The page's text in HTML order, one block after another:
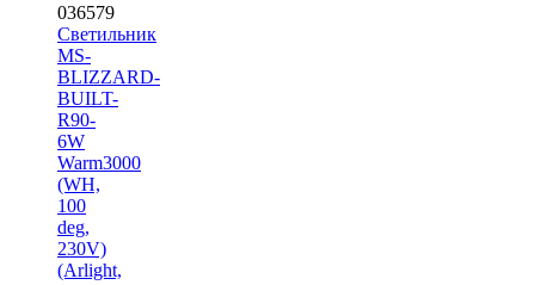
036579
Светильник
MS-
BLIZZARD-
BUILT-
R90-
6W
Warm3000
(WH,
100
deg,
230V)
(Arlight,